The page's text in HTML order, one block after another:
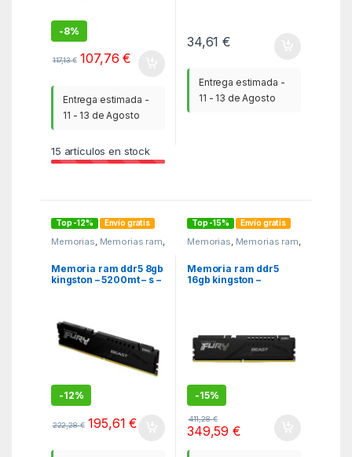
-8%
117,13€ 107,76€
Entrega estimada -
11 - 13 de Agosto
15 artículos en stock
34,61€
Entrega estimada -
11 - 13 de Agosto
Top -12% Envío gratis
Memorias, Memorias ram,
Memoria ram ddr5 8gb
kingston – 5200mt – s –
-12%
222,28€ 195,61€
Top -15% Envío gratis
Memorias, Memorias ram,
Memoria ram ddr5
16gb kingston –
-15%
411,28€
349,59€